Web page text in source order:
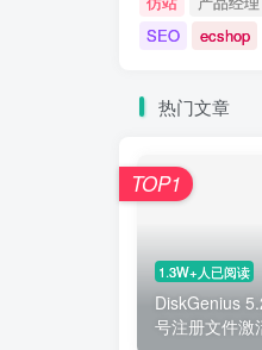
SEO
ecshop
热门文章
1.3W+人已阅读
DiskGenius
号注册文件激
TOP1